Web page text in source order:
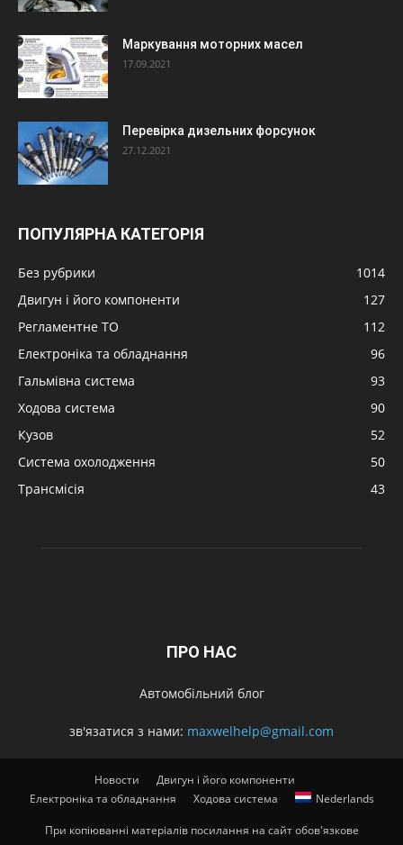
Маркування моторних масел
17.09.2021
Перевірка дизельних форсунок
27.12.2021
ПОПУЛЯРНА КАТЕГОРІЯ
Без рубрики
1014
Двигун і його компоненти
127
Регламентне ТО
112
Електроніка та обладнання
96
Гальмівна система
93
Ходова система
90
Кузов
52
Система охолодження
50
Трансмісія
43
ПРО НАС
Автомобільний блог
зв'язатися з нами: maxwelhelp@gmail.com
Новости
Двигун і його компоненти
Електроніка та обладнання
Ходова система Nederlands
При копіюванні матеріалів посилання на сайт обов'язкове